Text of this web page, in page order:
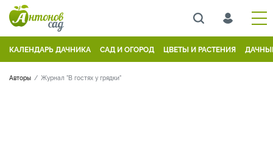
КАЛЕНДАРЬ ДАЧНИКА САД И ОГОРОД ЦВЕТЫ И РАСТЕНИЯ
Авторы Журнал "В гостях у грядки"